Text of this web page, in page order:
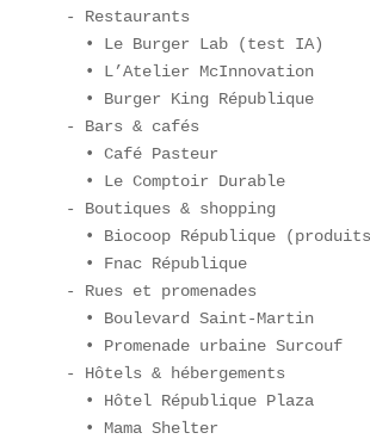
- Restaurants
  • Le Burger Lab (test IA)
  • L’Atelier McInnovation
  • Burger King République
- Bars & cafés
  • Café Pasteur
  • Le Comptoir Durable
- Boutiques & shopping
• Biocoop République
  • Fnac République
- Rues et promenades
  • Boulevard Saint-Martin
  • Promenade urbaine Surcouf
- Hôtels & hébergements
  • Hôtel République Plaza
  • Mama Shelter